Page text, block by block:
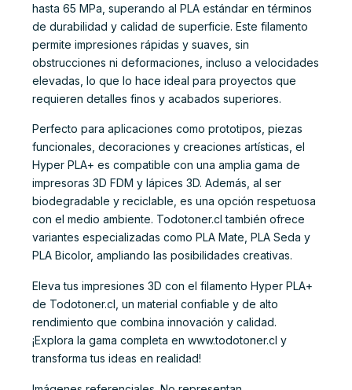
hasta 65 MPa, superando al PLA estándar en términos
de durabilidad y calidad de superficie. Este filamento
permite impresiones rápidas y suaves, sin
obstrucciones ni deformaciones, incluso a velocidades
elevadas, lo que lo hace ideal para proyectos que
requieren detalles finos y acabados superiores.
Perfecto para aplicaciones como prototipos, piezas
funcionales, decoraciones y creaciones artísticas, el
Hyper PLA+ es compatible con una amplia gama de
impresoras 3D FDM y lápices 3D. Además, al ser
biodegradable y reciclable, es una opción respetuosa
con el medio ambiente. Todotoner.cl también ofrece
variantes especializadas como PLA Mate, PLA Seda y
PLA Bicolor, ampliando las posibilidades creativas.
Eleva tus impresiones 3D con el filamento Hyper PLA+
de Todotoner.cl, un material confiable y de alto
rendimiento que combina innovación y calidad.
¡Explora la gama completa en www.todotoner.cl y
transforma tus ideas en realidad!